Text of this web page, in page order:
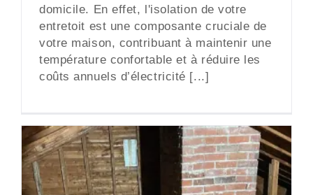
domicile. En effet, l'isolation de votre
entretoit est une composante cruciale de
votre maison, contribuant à maintenir une
température confortable et à réduire les
coûts annuels d’électricité [...]